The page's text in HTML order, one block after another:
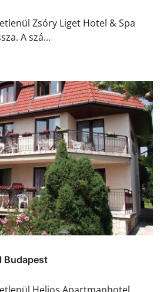
Zsóry Liget Hotel & Spa
A szá...
Budapest